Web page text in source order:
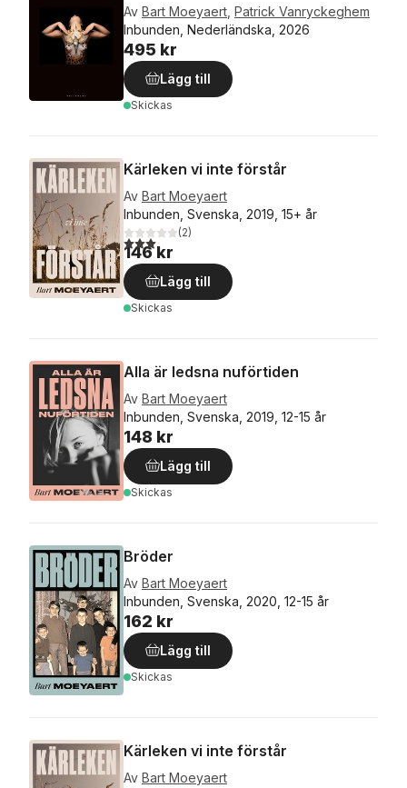
Av Bart Moeyaert Patrick Vanryckeghem
Inbunden, Nederländska, 2026
495 kr
Lägg till
Skickas
Kärleken vi inte förstår
Av Bart Moeyaert
Inbunden, Svenska, 2019, 15+ år
3,0utav 5 stjärnor. Totalt antal röster:
(2)
146 kr
Lägg till
Skickas
Alla är ledsna nuförtiden
Av Bart Moeyaert
Inbunden, Svenska, 2019, 12-15 år
148 kr
Lägg till
Skickas
Bröder
Av Bart Moeyaert
Inbunden, Svenska, 2020, 12-15 år
162 kr
Lägg till
Skickas
Kärleken vi inte förstår
Av Bart Moeyaert